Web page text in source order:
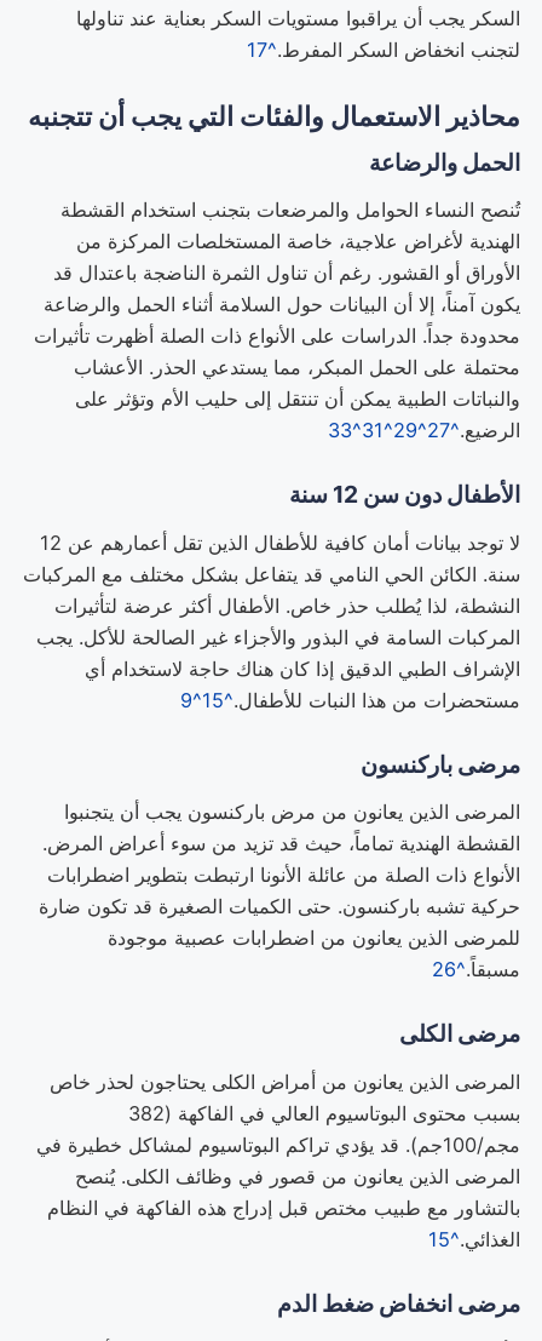
السكر يجب أن يراقبوا مستويات السكر بعناية عند تناولها
لتجنب انخفاض السكر المفرط.^17
محاذير الاستعمال والفئات التي يجب أن تتجنبه
الحمل والرضاعة
تُنصح النساء الحوامل والمرضعات بتجنب استخدام القشطة
الهندية لأغراض علاجية، خاصة المستخلصات المركزة من
الأوراق أو القشور. رغم أن تناول الثمرة الناضجة باعتدال قد
يكون آمناً، إلا أن البيانات حول السلامة أثناء الحمل والرضاعة
محدودة جداً. الدراسات على الأنواع ذات الصلة أظهرت تأثيرات
محتملة على الحمل المبكر، مما يستدعي الحذر. الأعشاب
والنباتات الطبية يمكن أن تنتقل إلى حليب الأم وتؤثر على
الرضيع.^27
^29
^31
^33
الأطفال دون سن 12 سنة
لا توجد بيانات أمان كافية للأطفال الذين تقل أعمارهم عن 12
سنة. الكائن الحي النامي قد يتفاعل بشكل مختلف مع المركبات
النشطة، لذا يُطلب حذر خاص. الأطفال أكثر عرضة لتأثيرات
المركبات السامة في البذور والأجزاء غير الصالحة للأكل. يجب
الإشراف الطبي الدقيق إذا كان هناك حاجة لاستخدام أي
مستحضرات من هذا النبات للأطفال.^15
^9
مرضى باركنسون
المرضى الذين يعانون من مرض باركنسون يجب أن يتجنبوا
القشطة الهندية تماماً، حيث قد تزيد من سوء أعراض المرض.
الأنواع ذات الصلة من عائلة الأنونا ارتبطت بتطوير اضطرابات
حركية تشبه باركنسون. حتى الكميات الصغيرة قد تكون ضارة
للمرضى الذين يعانون من اضطرابات عصبية موجودة
مسبقاً.^26
مرضى الكلى
المرضى الذين يعانون من أمراض الكلى يحتاجون لحذر خاص
بسبب محتوى البوتاسيوم العالي في الفاكهة (382
مجم/100جم). قد يؤدي تراكم البوتاسيوم لمشاكل خطيرة في
المرضى الذين يعانون من قصور في وظائف الكلى. يُنصح
بالتشاور مع طبيب مختص قبل إدراج هذه الفاكهة في النظام
الغذائي.^15
مرضى انخفاض ضغط الدم